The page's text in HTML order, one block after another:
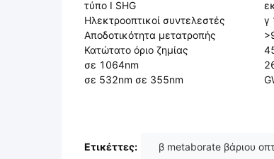
τύπο Ι SHG
Ηλεκτροοπτικοί συντελεστές
γ
Αποδοτικότητα μετατροπής
Κατώτατο όριο ζημίας
σε 1064nm
σε 532nm σε 355nm
Ετικέττες: β metaborate βάριου